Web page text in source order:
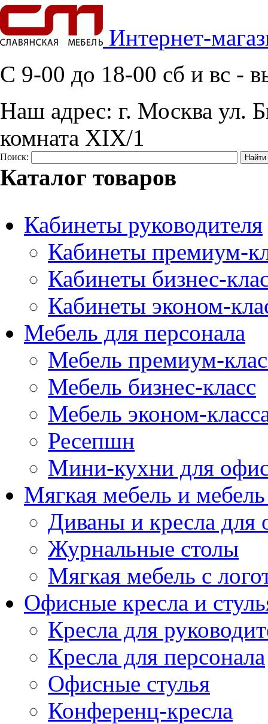
Интернет-
C 9-00 до 18-00 сб и вс -
Наш адрес: г. Москва ул.
комната XIX/1
Поиск:
Каталог товаров
Кабинеты руководителя
Кабинеты премиум-
Кабинеты бизнес-
Кабинеты эконом-
Мебель для персонала
Мебель премиум-
Мебель бизнес-класс
Мебель эконом-
Ресепшн
Мини-кухни для
Мягкая мебель и
Диваны и кресла для
Журнальные столы
Мягкая мебель с
Офисные кресла и
Кресла для
Кресла для персонала
Офисные стулья
Конференц-кресла